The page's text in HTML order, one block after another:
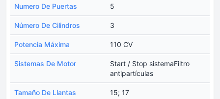
Numero De Puertas 5
Número De Cilindros 3
Potencia Máxima 110 CV
Sistemas De Motor
Start / Stop sistemaFiltro
antipartículas
Tamaño De Llantas 15; 17